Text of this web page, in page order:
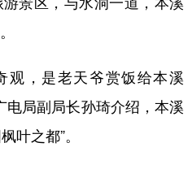
，是老天爷赏饭给本溪
电局副局长孙琦介绍，本溪
叶之都”。